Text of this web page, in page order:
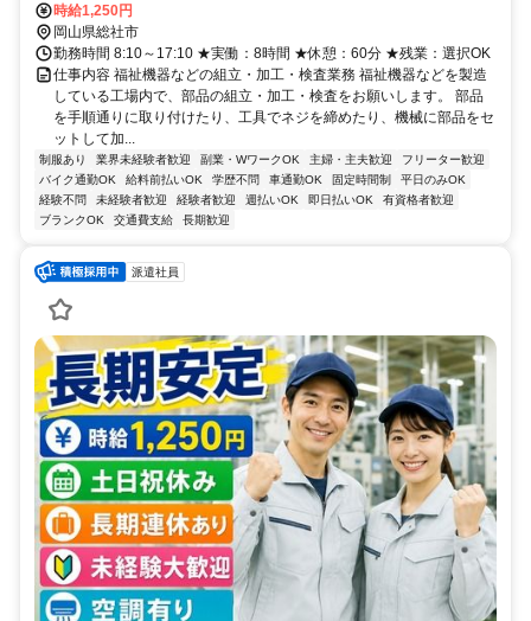
時給1,250円
岡山県総社市
勤務時間 8:10～17:10 ★実働：8時間 ★休憩：60分 ★残業：選択OK
仕事内容 福祉機器などの組立・加工・検査業務 福祉機器などを製造
している工場内で、部品の組立・加工・検査をお願いします。 部品
を手順通りに取り付けたり、工具でネジを締めたり、機械に部品をセ
ットして加...
制服あり 業界未経験者歓迎 副業・WワークOK 主婦・主夫歓迎
フリーター歓迎
バイク通勤OK
給料前払いOK 学歴不問 車通勤OK 固定時間制
平日のみOK
経験不問
未経験者歓迎 経験者歓迎 週払いOK 即日払いOK
有資格者歓迎
ブランクOK
交通費支給 長期歓迎
派遣社員